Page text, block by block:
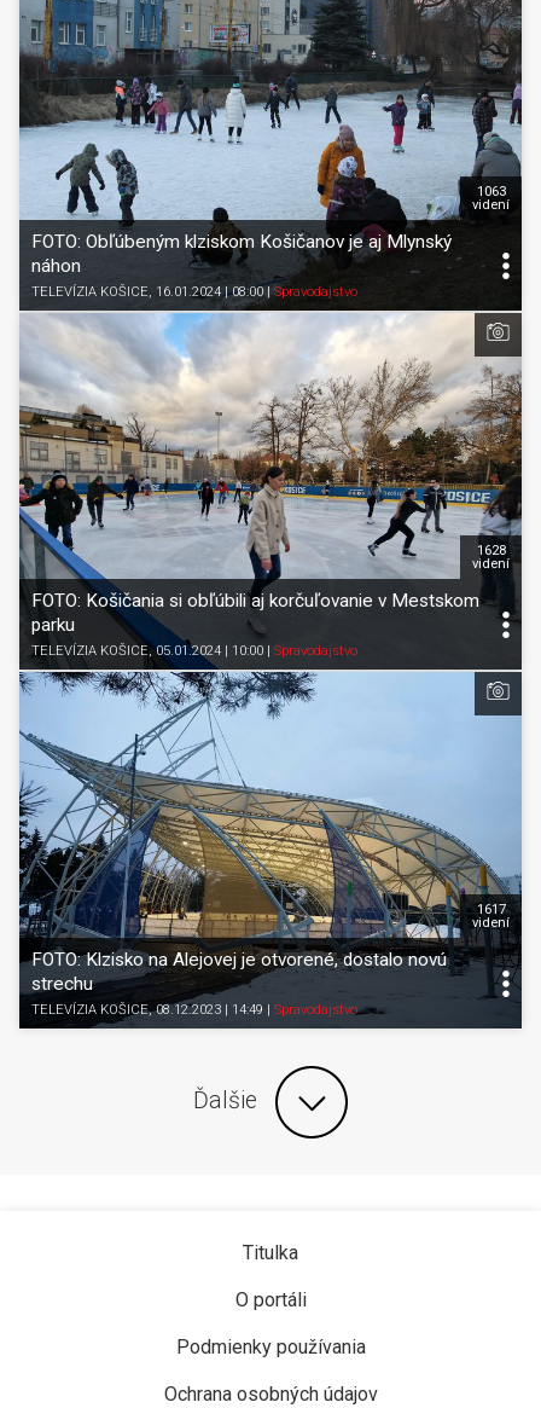
FOTO: Obľúbeným klziskom Košičanov je aj Mlynský
náhon
TELEVÍZIA KOŠICE, 16.01.2024 | 08:00 |Spravodajstvo
1063
videní
FOTO: Košičania si obľúbili aj korčuľovanie v Mestskom
parku
TELEVÍZIA KOŠICE, 05.01.2024 | 10:00 Spravodajstvo
1628
videní
FOTO: Klzisko na Alejovej je otvorené, dostalo novú
strechu
TELEVÍZIA KOŠICE, 08.12.2023 | 14:49 Spravodajstvo
1617
videní
Ďalšie
Titulka
O portáli
Podmienky používania
Ochrana osobných údajov